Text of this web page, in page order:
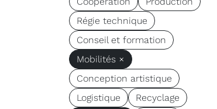
Régie technique
Conseil et formation
Mobilités ×
Conception artistique
Logistique
Recyclage